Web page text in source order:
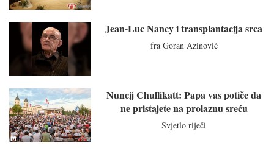
Jean-Luc Nancy i transplantacija srca
fra Goran Azinović
Nuncij Chullikatt: Papa vas potiče da
ne pristajete na prolaznu sreću
Svjetlo riječi